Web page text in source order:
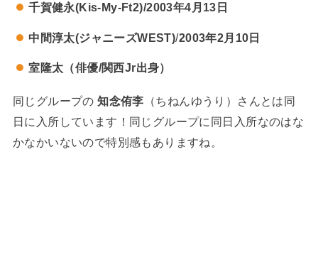
千賀健永(Kis-My-Ft2)/2003年4月13日
中間淳太(ジャニーズWEST)/2003年2月10日
室隆太（俳優/関西Jr出身）
同じグループの知念侑李 （ちねんゆうり）さんとは同
日に入所しています！同じグループに同日入所なのはな
かなかいないので特別感もありますね。